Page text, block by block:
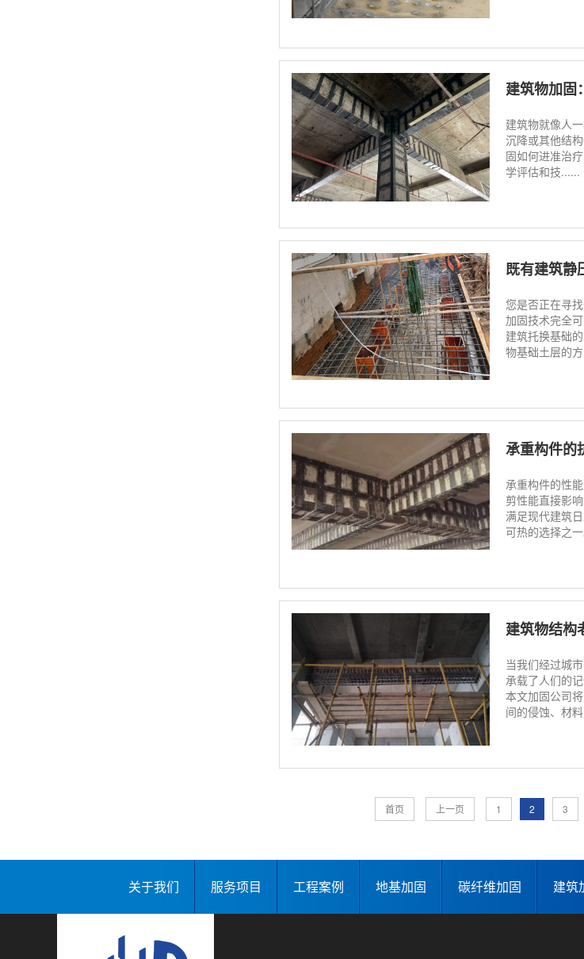
建筑物加固
建筑物就像人
沉降或其他结
固如何进准治
学评估和技......
既有建筑静
您是否正在寻
加固技术完全
建筑托换基础
物基础土层的
承重构件的
承重构件的性
剪性能直接影
满足现代建筑
可热的选择之
建筑物结构
当我们经过城
承载了人们的
本文加固公司
间的侵蚀、材
首页 上一页 1 2 3
关于我们 服务项目 工程案例 地基加固 碳纤维加固 建筑